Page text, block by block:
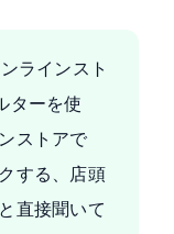
ラインスト
ターを使
ストアで
する、店頭
直接聞いて